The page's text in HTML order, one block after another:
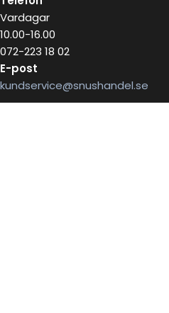
Vardagar
10.00-16.00
072-223 18 02
E-post
kundservice@snushandel.se